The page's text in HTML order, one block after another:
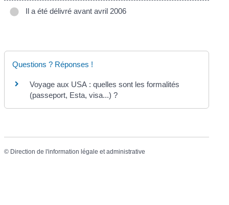
Il a été délivré avant avril 2006
Questions ? Réponses !
Voyage aux USA : quelles sont les formalités
(passeport, Esta, visa...) ?
© Direction de l'information légale et administrative